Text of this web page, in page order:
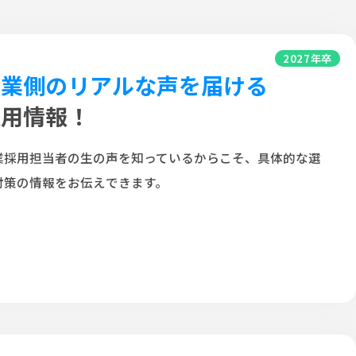
2027年卒
側のリアルな声を届ける
情報！
採用担当者の生の声を知っているからこそ、具体的な選
の情報をお伝えできます。